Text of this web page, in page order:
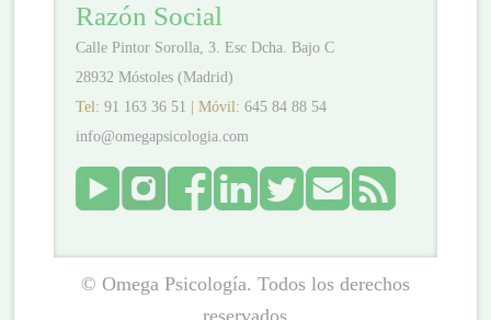
Razón Social
Calle Pintor Sorolla, 3. Esc Dcha. Bajo C
28932 Móstoles (Madrid)
Tel:91 163 36 51 | Móvil:645 84 88 54
info@omegapsicologia.com
© Omega Psicología. Todos los derechos
reservados